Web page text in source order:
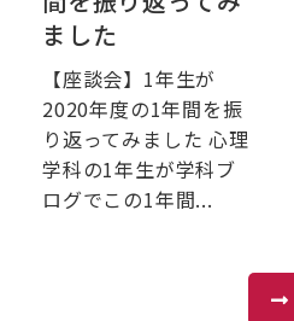
ました
【座談会】1年生が
2020年度の1年間を振
り返ってみました 心理
学科の1年生が学科ブ
ログでこの1年間...